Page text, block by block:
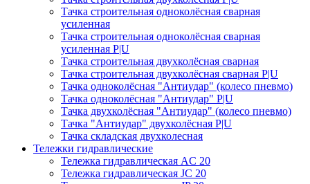
Тачка строительная одноколёсная сварная
усиленная
Тачка строительная одноколёсная сварная
усиленная P|U
Тачка строительная двухколёсная сварная
Тачка строительная двухколёсная сварная P|U
Тачка одноколёсная "Антиудар" (колесо пневмо)
Тачка одноколёсная "Антиудар" P|U
Тачка двухколёсная "Антиудар" (колесо пневмо)
Тачка "Антиудар" двухколёсная P|U
Тачка складская двухколесная
Тележки гидравлические
Тележка гидравлическая AC 20
Тележка гидравлическая JC 20